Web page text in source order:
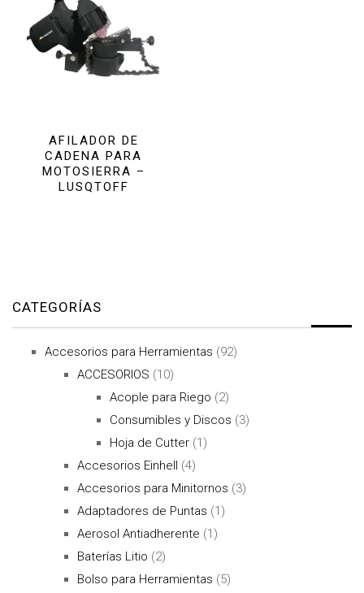
AFILADOR DE
CADENA PARA
MOTOSIERRA –
LUSQTOFF
CATEGORÍAS
Accesorios para Herramientas (92)
ACCESORIOS (10)
Acople para Riego (2)
Consumibles y Discos (3)
Hoja de Cutter (1)
Accesorios Einhell (4)
Accesorios para Minitornos (3)
Adaptadores de Puntas (1)
Aerosol Antiadherente (1)
Baterías Litio (2)
Bolso para Herramientas (5)